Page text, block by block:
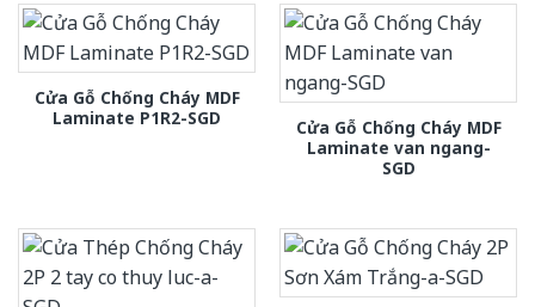
Cửa Gỗ Chống Cháy MDF
Laminate P1R2-SGD
Cửa Gỗ Chống Cháy MDF
Laminate van ngang-
SGD